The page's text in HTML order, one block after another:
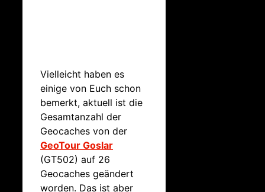
Vielleicht haben es
einige von Euch schon
bemerkt, aktuell ist die
Gesamtanzahl der
Geocaches von der
GeoTour Goslar
(GT502) auf 26
Geocaches geändert
worden. Das ist aber